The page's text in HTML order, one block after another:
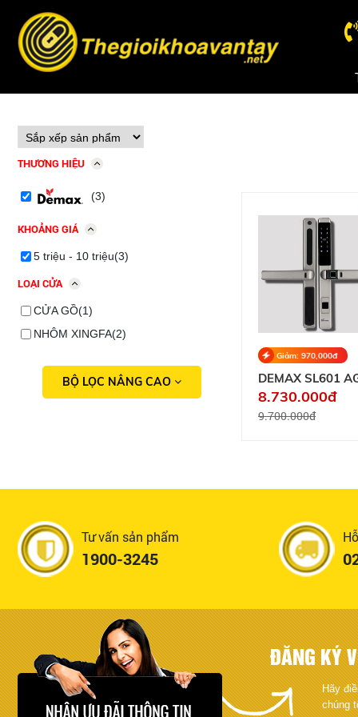
THƯƠNG HIỆU
(3)
KHOẢNG GIÁ
5 triệu - 10 triệu(3)
LOẠI CỬA
CỬA GỒ(1)
NHÔM XINGFA(2)
BỘ LỌC NÂNG CAO
Giảm: 970,000đ
DEMAX SL601
8.730.000đ
9.700.000đ
Tư vấn sản phẩm
1900-3245
ĐĂNG KÝ
Hãy
chúng